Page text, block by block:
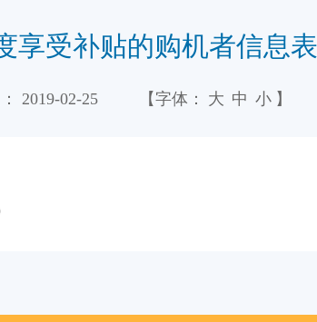
享受补贴的购机者信息表
2019-02-25 【字体： 大 中 小 】